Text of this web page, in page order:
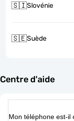
🇸🇮Slovénie
🇸🇪Suède
Centre d'aide
Mon téléphone est-il